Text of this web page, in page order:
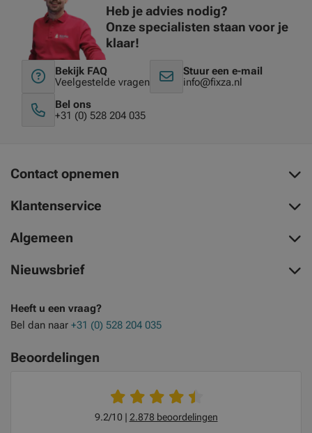
Heb je advies nodig?
Onze specialisten staan voor je
klaar!
Bekijk FAQ
Veelgestelde vragen
Stuur een e-mail
info@fixza.nl
Bel ons
+31 (0) 528 204 035
Contact opnemen
Klantenservice
Algemeen
Nieuwsbrief
Heeft u een vraag?
Bel dan naar +31 (0) 528 204 035
Beoordelingen
9.2/10 2.878 beoordelingen